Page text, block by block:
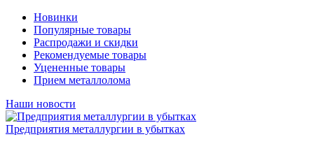
Новинки
Популярные товары
Распродажи и скидки
Рекомендуемые товары
Уцененные товары
Прием металлолома
Наши новости
Предприятия металлургии в убытках